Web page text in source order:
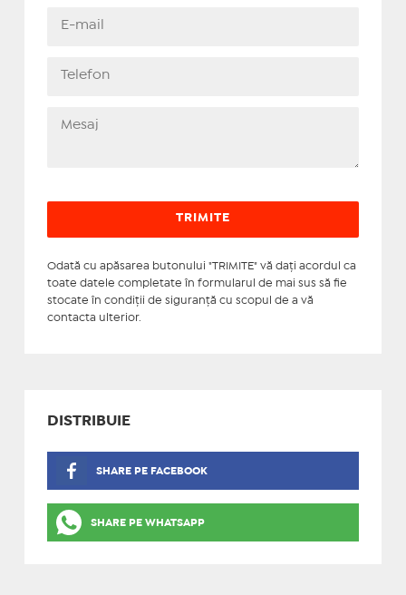
Odată cu apăsarea butonului "TRIMITE" vă daţi acordul ca
toate datele completate în formularul de mai sus să fie
stocate în condiţii de siguranţă cu scopul de a vă
contacta ulterior.
DISTRIBUIE
SHARE PE FACEBOOK
SHARE PE WHATSAPP